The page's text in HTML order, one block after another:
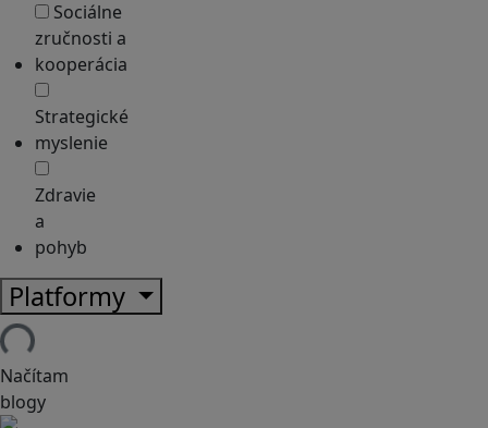
Sociálne
zručnosti a
kooperácia
Strategické
myslenie
Zdravie
a
pohyb
Platformy
Načítam
blogy